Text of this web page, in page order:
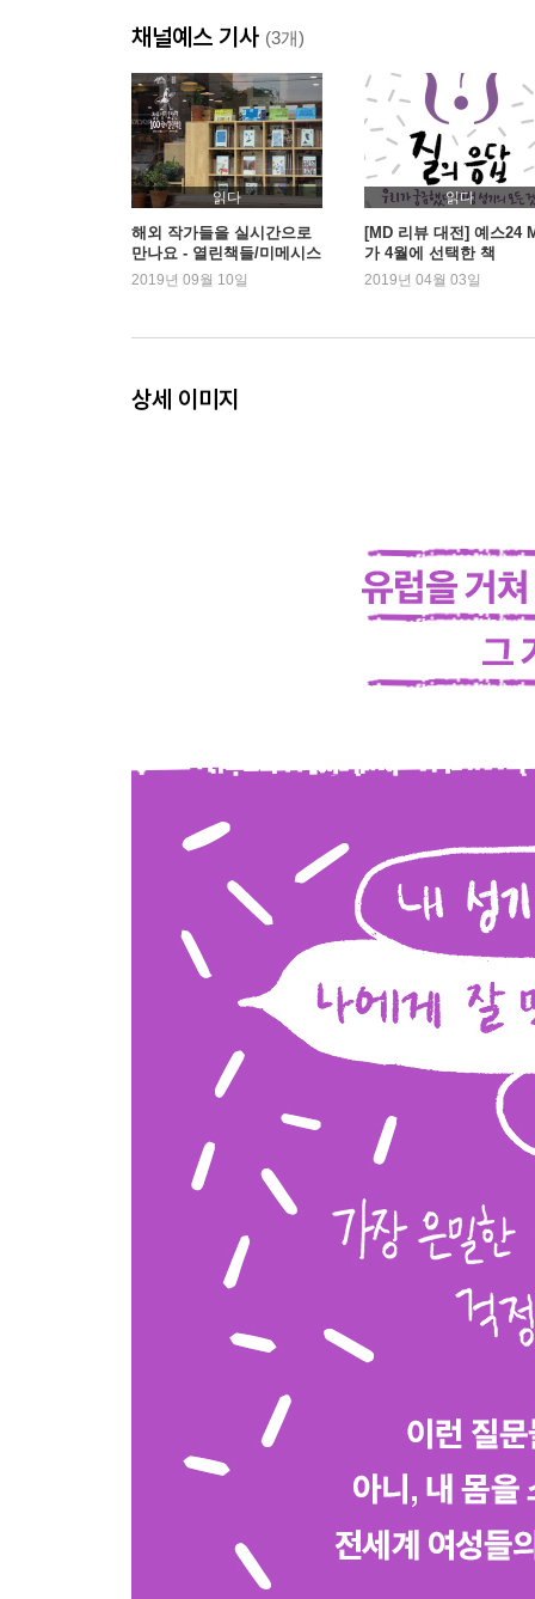
피임제를 옹호하며 / 임신 중단
5. 생식기에 생기는 문제
생리 불순 - 생리가 엉망이 될 때 / 자궁 내막증 -
외음부통 - 원인을 알 수 없는 생식기 통증 / 클
가려움증과 상한 생선 냄새 - 누구나 틀림없이 살
(치질)과 항문 쥐젖(연성 섬유종) / 자궁 경부암,
미룰 수 있을까? / 성기 훼손 / 성기 성형 - 우리는
채널예스 기사 (3개)
읽다
해외 작가들을 실시간으로
만나요 - 열린책들/미메시스
2019년 09월 10일
읽다
[MD 리뷰 대전] 예스24
가 4월에 선택한 책
2019년 04월 03일
상세 이미지